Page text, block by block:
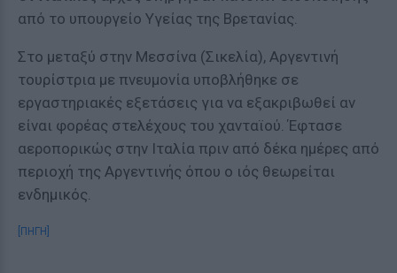
από το υπουργείο Υγείας της Βρετανίας.
Στο μεταξύ στην Μεσσίνα (Σικελία), Αργεντινή
τουρίστρια με πνευμονία υποβλήθηκε σε
εργαστηριακές εξετάσεις για να εξακριβωθεί αν
είναι φορέας στελέχους του χανταϊού. Έφτασε
αεροπορικώς στην Ιταλία πριν από δέκα ημέρες από
περιοχή της Αργεντινής όπου ο ιός θεωρείται
ενδημικός.
[ΠΗΓΗ]